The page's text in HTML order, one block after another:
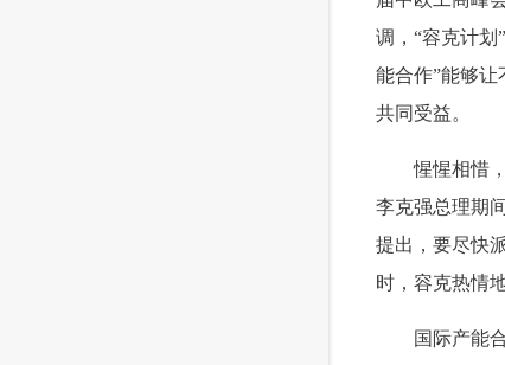
调，“容克计
能合作”能够让
共同受益。
惺惺相惜，
李克强总理期
提出，要尽快
时，容克热情
国际产能合